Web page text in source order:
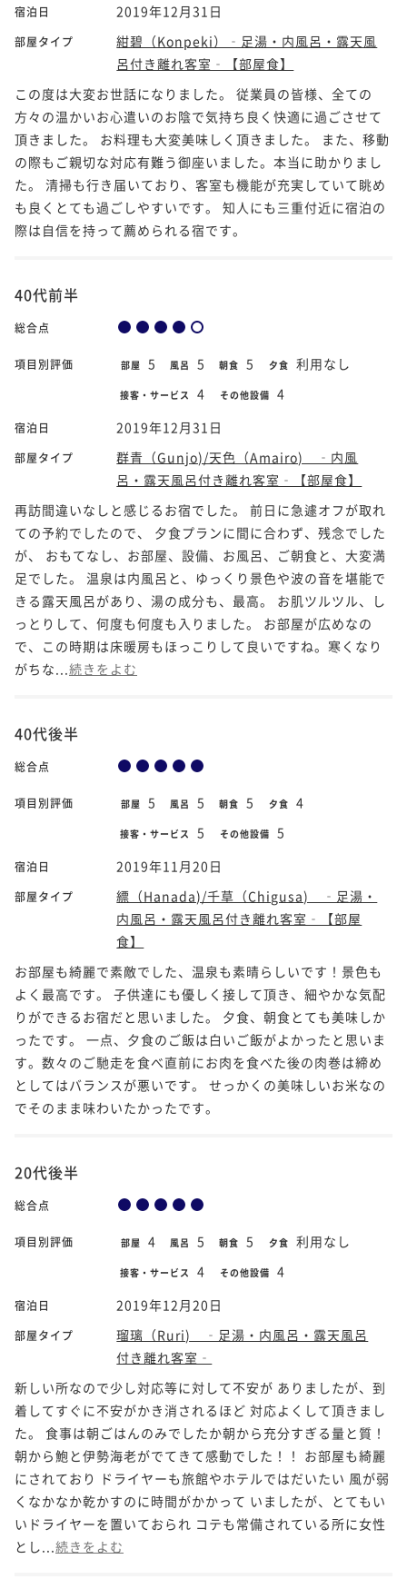
宿泊日 2019年12月31日
部屋タイプ
紺碧（Konpeki）‐足湯・内風呂・露天風
呂付き離れ客室‐【部屋食】
この度は大変お世話になりました。 従業員の皆様、全ての
方々の温かいお心遣いのお陰で気持ち良く快適に過ごさせて
頂きました。 お料理も大変美味しく頂きました。 また、移動
の際もご親切な対応有難う御座いました。本当に助かりまし
た。 清掃も行き届いており、客室も機能が充実していて眺め
も良くとても過ごしやすいです。 知人にも三重付近に宿泊の
際は自信を持って薦められる宿です。
40代前半
総合点
項目別評価 部屋 5 風呂 5 朝食 5 夕食 利用なし
接客・サービス 4 その他設備 4
宿泊日 2019年12月31日
部屋タイプ
群青（Gunjo)/天色（Amairo) ‐内風
呂・露天風呂付き離れ客室‐【部屋食】
再訪間違いなしと感じるお宿でした。 前日に急遽オフが取れ
ての予約でしたので、 夕食プランに間に合わず、残念でした
が、 おもてなし、お部屋、設備、お風呂、ご朝食と、大変満
足でした。 温泉は内風呂と、ゆっくり景色や波の音を堪能で
きる露天風呂があり、湯の成分も、最高。 お肌ツルツル、し
っとりして、何度も何度も入りました。 お部屋が広めなの
で、この時期は床暖房もほっこりして良いですね。寒くなり
がちな... 続きをよむ
40代後半
総合点
項目別評価 部屋 5 風呂 5 朝食 5 夕食 4
接客・サービス 5 その他設備 5
宿泊日 2019年11月20日
部屋タイプ
縹（Hanada)/千草（Chigusa) ‐足湯・
内風呂・露天風呂付き離れ客室‐【部屋
食】
お部屋も綺麗で素敵でした、温泉も素晴らしいです！景色も
よく最高です。 子供達にも優しく接して頂き、細やかな気配
りができるお宿だと思いました。 夕食、朝食とても美味しか
ったです。 一点、夕食のご飯は白いご飯がよかったと思いま
す。数々のご馳走を食べ直前にお肉を食べた後の肉巻は締め
としてはバランスが悪いです。 せっかくの美味しいお米なの
でそのまま味わいたかったです。
20代後半
総合点
項目別評価 部屋 4 風呂 5 朝食 5 夕食 利用なし
接客・サービス 4 その他設備 4
宿泊日 2019年12月20日
部屋タイプ
瑠璃（Ruri) ‐足湯・内風呂・露天風呂
付き離れ客室‐
新しい所なので少し対応等に対して不安が ありましたが、到
着してすぐに不安がかき消されるほど 対応よくして頂きまし
た。 食事は朝ごはんのみでしたか朝から充分すぎる量と質！
朝から鮑と伊勢海老がでてきて感動でした！！ お部屋も綺麗
にされており ドライヤーも旅館やホテルではだいたい 風が弱
くなかなか乾かすのに時間がかかって いましたが、とてもい
いドライヤーを置いておられ コテも常備されている所に女性
とし... 続きをよむ